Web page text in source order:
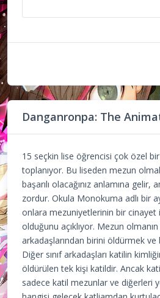
Danganronpa: The
15 seçkin lise öğrencisi çok özel
toplanıyor. Bu liseden mezun
başarılı olacağınız anlamına
zordur. Okula Monokuma adlı bir
onlara mezuniyetlerinin bir cinayet
olduğunu açıklıyor. Mezun
arkadaşlarından birini öldürmek ve
Diğer sınıf arkadaşları katilin
öldürülen tek kişi katildir. Ancak
sadece katil mezunlar ve diğerleri